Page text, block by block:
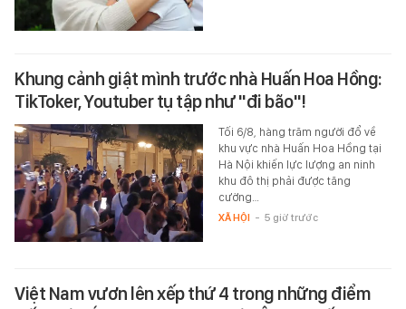
Khung cảnh giật mình trước nhà Huấn Hoa Hồng:
TikToker, Youtuber tụ tập như "đi bão"!
Tối 6/8, hàng trăm người đổ về
khu vực nhà Huấn Hoa Hồng tại
Hà Nội khiến lực lượng an ninh
khu đô thị phải được tăng
cường…
XÃ HỘI - 5 giờ trước
Việt Nam vươn lên xếp thứ 4 trong những điểm